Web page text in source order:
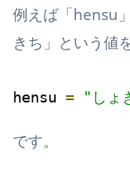
例えば「hensu
きち」という値
hensu = "しょ
です。